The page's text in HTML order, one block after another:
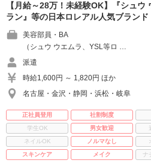
【月給～28万！未経験OK】『シュ
ラン』等の日本ロレアル人気ブランド
美容部員・BA
（シュウ ウエムラ、YSL等ロ …
派遣
時給1,600円 ～ 1,820円 ほか
名古屋・金沢・静岡・浜松・岐阜
正社員登用 社割制度
学生OK
男女歓迎
ネイルOK
ノルマなし
スキンケア
メイク ナ